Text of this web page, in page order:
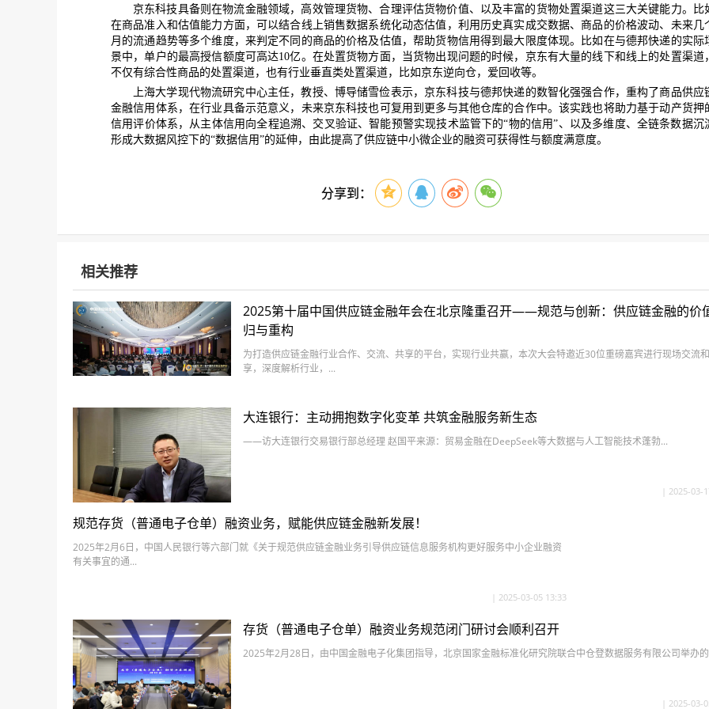
京东科技具备则在物流金融领域，高效管理货物、合理评估货物价值、以及丰富的货物处置渠道这三大关键能力。比
在商品准入和估值能力方面，可以结合线上销售数据系统化动态估值，利用历史真实成交数据、商品的价格波动、未来几
月的流通趋势等多个维度，来判定不同的商品的价格及估值，帮助货物信用得到最大限度体现。比如在与德邦快递的实际
景中，单户的最高授信额度可高达10亿。在处置货物方面，当货物出现问题的时候，京东有大量的线下和线上的处置渠道，
不仅有综合性商品的处置渠道，也有行业垂直类处置渠道，比如京东逆向仓，爱回收等。
上海大学现代物流研究中心主任，教授、博导储雪俭表示，京东科技与德邦快递的数智化强强合作，重构了商品供应
金融信用体系，在行业具备示范意义，未来京东科技也可复用到更多与其他仓库的合作中。该实践也将助力基于动产货押
信用评价体系，从主体信用向全程追溯、交叉验证、智能预警实现技术监管下的“物的信用”、以及多维度、全链条数据沉
形成大数据风控下的“数据信用”的延伸，由此提高了供应链中小微企业的融资可获得性与额度满意度。
分享到：
相关推荐
2025第十届中国供应链金融年会在北京隆重召开——规范与创新：供应链金融的价
归与重构
为打造供应链金融行业合作、交流、共享的平台，实现行业共赢，本次大会特邀近30位重磅嘉宾进行现场交流
享，深度解析行业，...
大连银行：主动拥抱数字化变革 共筑金融服务新生态
——访大连银行交易银行部总经理 赵国平来源：贸易金融在DeepSeek等大数据与人工智能技术蓬勃...
| 2025-03-
规范存货（普通电子仓单）融资业务，赋能供应链金融新发展！
2025年2月6日，中国人民银行等六部门就《关于规范供应链金融业务引导供应链信息服务机构更好服务中小企业融资
有关事宜的通...
| 2025-03-05 13:33
存货（普通电子仓单）融资业务规范闭门研讨会顺利召开
2025年2月28日，由中国金融电子化集团指导，北京国家金融标准化研究院联合中仓登数据服务有限公司举办的
| 2025-03-